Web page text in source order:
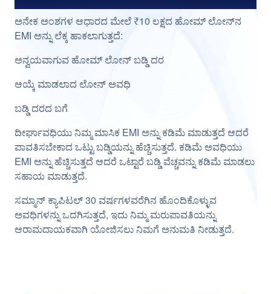
ಅನೇಕ ಅಂಶಗಳ ಆಧಾರದ ಮೇಲೆ ₹10 ಲಕ್ಷದ ಹೋಮ್ ಲೋನ್‌ನ
EMI ಅನ್ನು ಲೆಕ್ಕ ಹಾಕಲಾಗುತ್ತದೆ:
ಅನ್ವಯವಾಗುವ ಹೋಮ್ ಲೋನ್ ಬಡ್ಡಿ ದರ
ಆಯ್ಕೆ ಮಾಡಲಾದ ಲೋನ್ ಅವಧಿ
ಬಡ್ಡಿ ದರದ ಬಗೆ
ದೀರ್ಘಾವಧಿಯು ನಿಮ್ಮ ಮಾಸಿಕ EMI ಅನ್ನು ಕಡಿಮೆ ಮಾಡುತ್ತದೆ ಆದರೆ
ಪಾವತಿಸಬೇಕಾದ ಒಟ್ಟು ಬಡ್ಡಿಯನ್ನು ಹೆಚ್ಚಿಸುತ್ತದೆ. ಕಡಿಮೆ ಅವಧಿಯು
EMI ಅನ್ನು ಹೆಚ್ಚಿಸುತ್ತದೆ ಆದರೆ ಒಟ್ಟಾರೆ ಬಡ್ಡಿ ವೆಚ್ಚವನ್ನು ಕಡಿಮೆ ಮಾಡಲು
ಸಹಾಯ ಮಾಡುತ್ತದೆ.
ಸಮ್ಮಾನ್ ಕ್ಯಾಪಿಟಲ್ 30 ವರ್ಷಗಳವರೆಗಿನ ಹೊಂದಿಕೊಳ್ಳುವ
ಅವಧಿಗಳನ್ನು ಒದಗಿಸುತ್ತದೆ, ಇದು ನಿಮ್ಮ ಮರುಪಾವತಿಯನ್ನು
ಆರಾಮದಾಯಕವಾಗಿ ಯೋಜಿಸಲು ನಿಮಗೆ ಅನುಮತಿ ನೀಡುತ್ತದೆ.